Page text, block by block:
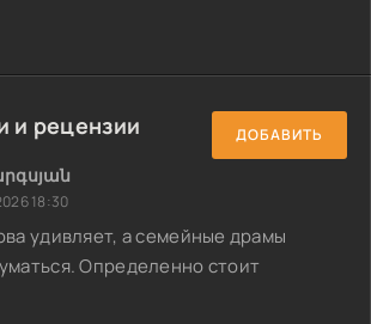
и рецензии ДОБАВИТЬ
18:30
удивляет, а семейные драмы
Определенно стоит